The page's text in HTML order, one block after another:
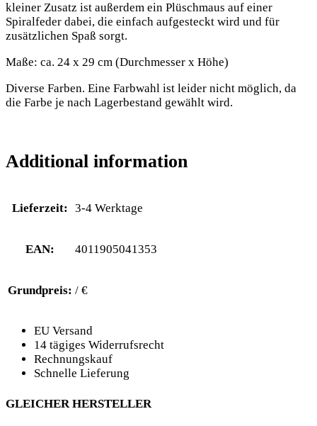
kleiner Zusatz ist außerdem ein Plüschmaus auf einer
Spiralfeder dabei, die einfach aufgesteckt wird und für
zusätzlichen Spaß sorgt.
Maße: ca. 24 x 29 cm (Durchmesser x Höhe)
Diverse Farben. Eine Farbwahl ist leider nicht möglich, da
die Farbe je nach Lagerbestand gewählt wird.
Additional information
Lieferzeit: 3-4 Werktage
EAN: 4011905041353
Grundpreis: / €
EU Versand
14 tägiges Widerrufsrecht
Rechnungskauf
Schnelle Lieferung
GLEICHER HERSTELLER